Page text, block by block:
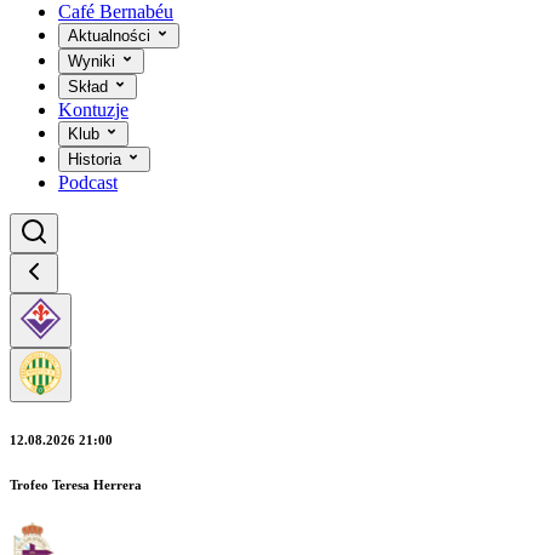
Café Bernabéu
Aktualności
Wyniki
Skład
Kontuzje
Klub
Historia
Podcast
12.08.2026 21:00
Trofeo Teresa Herrera